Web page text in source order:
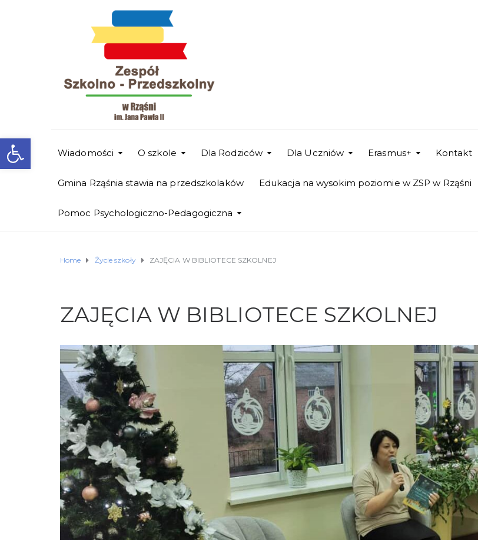
Otwórz pasek narzędzi Wiadomości O szkole Dla Rodziców Dla Uczniów Erasmus+ Kontakt
Gmina Rząśnia stawia na przedszkolaków Edukacja na wysokim poziomie w ZSP w Rząśni
Pomoc Psychologiczno-Pedagogiczna
Home Życie szkoły ZAJĘCIA W BIBLIOTECE SZKOLNEJ
ZAJĘCIA W BIBLIOTECE SZKOLNEJ